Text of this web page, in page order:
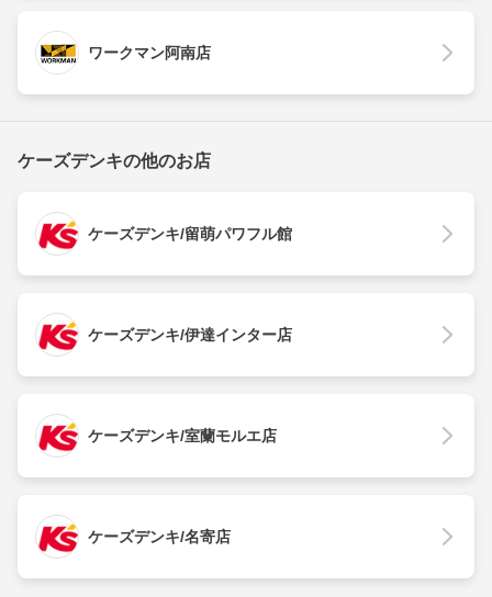
ワークマン阿南店
ケーズデンキの他のお店
ケーズデンキ/留萌パワフル館
ケーズデンキ/伊達インター店
ケーズデンキ/室蘭モルエ店
ケーズデンキ/名寄店